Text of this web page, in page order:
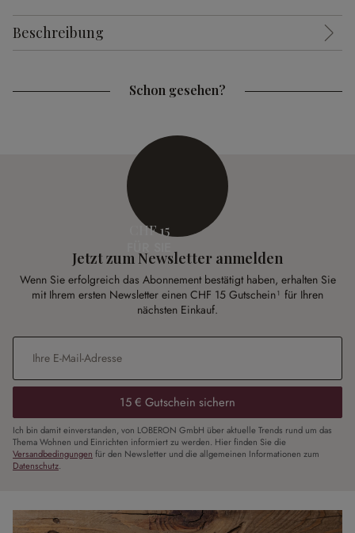
Beschreibung
Schon gesehen?
CHF 15
Jetzt zum Newsletter anmelden
Wenn Sie erfolgreich das Abonnement bestätigt haben, erhalten Sie
mit Ihrem ersten Newsletter einen CHF 15 Gutschein¹ für Ihren
nächsten Einkauf.
E-Mail-Adresse
15 € Gutschein sichern
Ich bin damit einverstanden, von LOBERON GmbH über aktuelle Trends rund um das
Thema Wohnen und Einrichten informiert zu werden. Hier finden Sie die
Versandbedingungen für den Newsletter und die allgemeinen Informationen zum
Datenschutz.